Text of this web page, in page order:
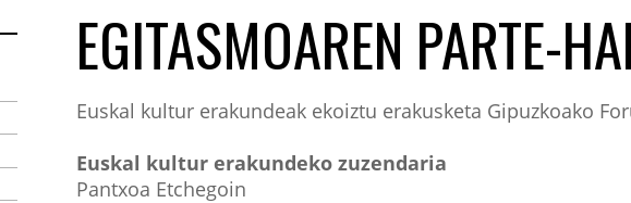
EGITASMOAREN PARTE-
Euskal kultur erakundeak ekoiztu erakusketa Gipuzkoako
Euskal kultur erakundeko zuzendaria
Pantxoa Etchegoin